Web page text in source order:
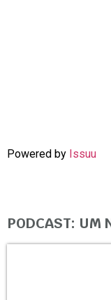
Powered by Issuu
PODCAST: UM